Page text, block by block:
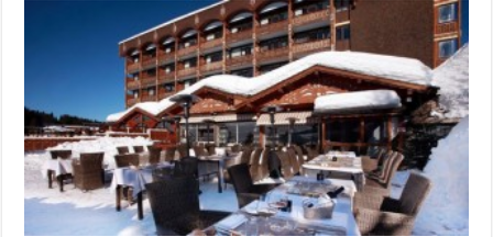
du
Pralong
Courchevel